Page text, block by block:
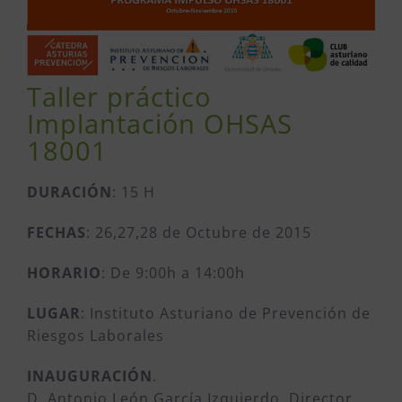
Taller práctico
Implantación OHSAS
18001
DURACIÓN: 15 H
FECHAS: 26,27,28 de Octubre de 2015
HORARIO: De 9:00h a 14:00h
LUGAR: Instituto Asturiano de Prevención de
Riesgos Laborales
INAUGURACIÓN.